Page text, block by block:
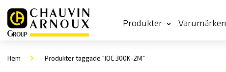
Produkter Varumärken
Hem Produkter taggade "IOC 300K-2M"